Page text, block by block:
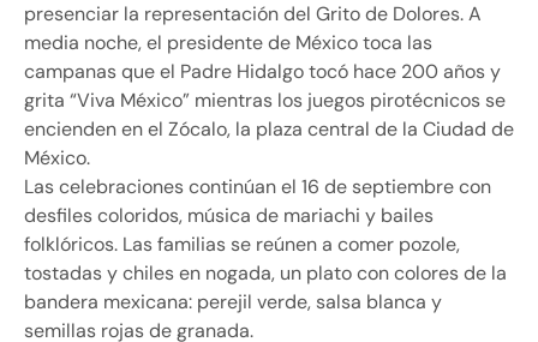
presenciar la representación del Grito de Dolores. A
media noche, el presidente de México toca las
campanas que el Padre Hidalgo tocó hace 200 años y
grita “Viva México” mientras los juegos pirotécnicos se
encienden en el Zócalo, la plaza central de la Ciudad de
México.
Las celebraciones continúan el 16 de septiembre con
desfiles coloridos, música de mariachi y bailes
folklóricos. Las familias se reúnen a comer pozole,
tostadas y chiles en nogada, un plato con colores de la
bandera mexicana: perejil verde, salsa blanca y
semillas rojas de granada.